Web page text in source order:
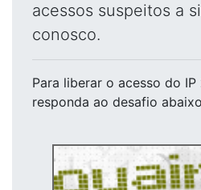
acessos suspeitos a
conosco.
Para liberar o acesso do IP
responda ao desafio